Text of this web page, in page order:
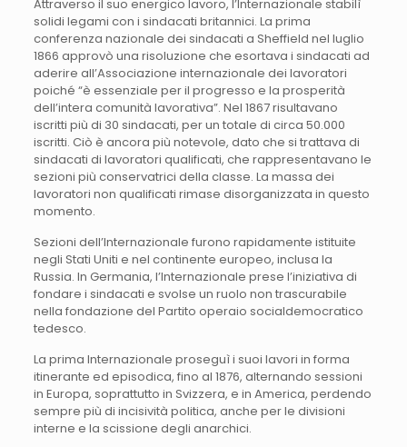
Attraverso il suo energico lavoro, l’Internazionale stabilì
solidi legami con i sindacati britannici. La prima
conferenza nazionale dei sindacati a Sheffield nel luglio
1866 approvò una risoluzione che esortava i sindacati ad
aderire all’Associazione internazionale dei lavoratori
poiché “è essenziale per il progresso e la prosperità
dell’intera comunità lavorativa”. Nel 1867 risultavano
iscritti più di 30 sindacati, per un totale di circa 50.000
iscritti. Ciò è ancora più notevole, dato che si trattava di
sindacati di lavoratori qualificati, che rappresentavano le
sezioni più conservatrici della classe. La massa dei
lavoratori non qualificati rimase disorganizzata in questo
momento.
Sezioni dell’Internazionale furono rapidamente istituite
negli Stati Uniti e nel continente europeo, inclusa la
Russia. In Germania, l’Internazionale prese l’iniziativa di
fondare i sindacati e svolse un ruolo non trascurabile
nella fondazione del Partito operaio socialdemocratico
tedesco.
La prima Internazionale proseguì i suoi lavori in forma
itinerante ed episodica, fino al 1876, alternando sessioni
in Europa, soprattutto in Svizzera, e in America, perdendo
sempre più di incisività politica, anche per le divisioni
interne e la scissione degli anarchici.